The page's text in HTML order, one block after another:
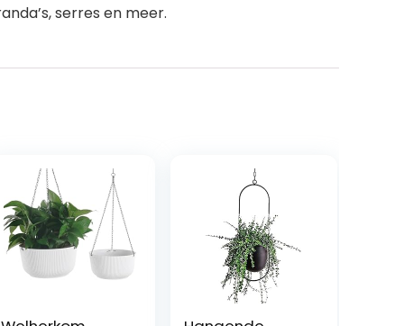
serres en meer.